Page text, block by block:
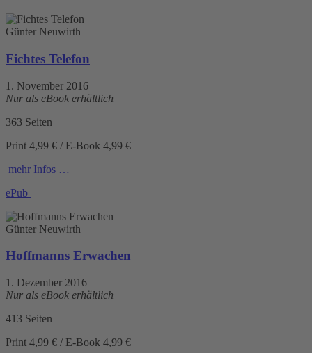
Günter Neuwirth
Fichtes Telefon
1. November 2016
Nur als eBook erhältlich
363 Seiten
Print 4,99 € / E-Book 4,99 €
mehr Infos …
ePub
Günter Neuwirth
Hoffmanns Erwachen
1. Dezember 2016
Nur als eBook erhältlich
413 Seiten
Print 4,99 € / E-Book 4,99 €